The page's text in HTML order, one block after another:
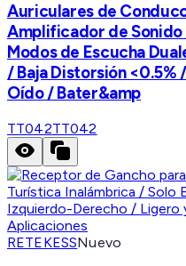
Auriculares de
Amplificador de
Modos de Escucha
/ Baja Distorsión <0.5%
Oído / Bater&amp
TT042TT042
RETEKESSNuevo